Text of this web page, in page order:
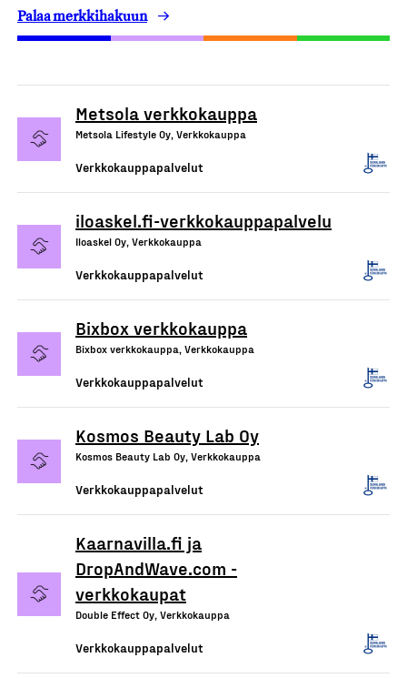
Palaa merkkihakuun
Metsola verkkokauppa
Metsola Lifestyle Oy, Verkkokauppa
Verkkokauppapalvelut
iloaskel.fi-verkkokauppapalvelu
Iloaskel Oy, Verkkokauppa
Verkkokauppapalvelut
Bixbox verkkokauppa
Bixbox verkkokauppa, Verkkokauppa
Verkkokauppapalvelut
Kosmos Beauty Lab Oy
Kosmos Beauty Lab Oy, Verkkokauppa
Verkkokauppapalvelut
Kaarnavilla.fi ja
DropAndWave.com -
verkkokaupat
Double Effect Oy, Verkkokauppa
Verkkokauppapalvelut